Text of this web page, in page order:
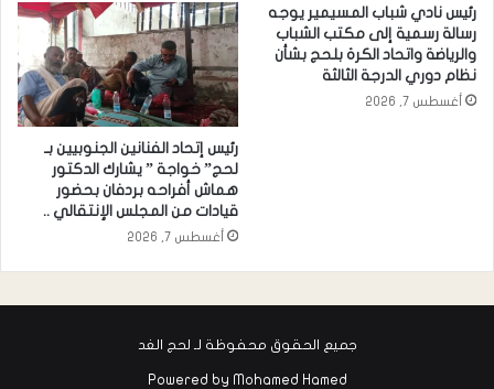
رئيس نادي شباب المسيمير يوجه
رسالة رسمية إلى مكتب الشباب
والرياضة واتحاد الكرة بلحج بشأن
نظام دوري الدرجة الثالثة
أغسطس 7, 2026
رئيس إتحاد الفنانين الجنوبيين بـ
لحج” خواجة ” يشارك الدكتور
هماش أفراحه بردفان بحضور
قيادات من المجلس الإنتقالي ..
أغسطس 7, 2026
جميع الحقوق محفوظة لـ لحج الغد
Powered by Mohamed Hamed